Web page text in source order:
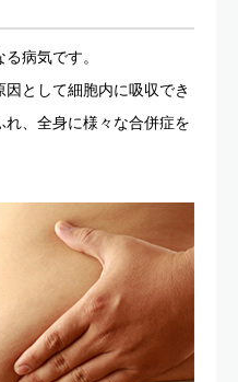
病気です。
として細胞内に吸収でき
、全身に様々な合併症を